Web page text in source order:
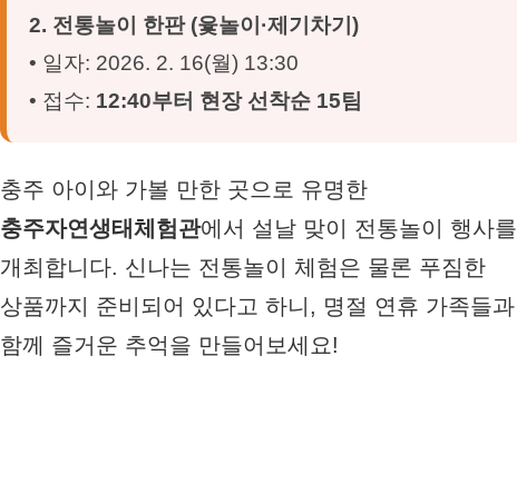
2. 전통놀이 한판 (윷놀이·제기차기)
• 일자: 2026. 2. 16(월) 13:30
• 접수: 12:40부터 현장 선착순 15팀
충주 아이와 가볼 만한 곳으로 유명한
충주자연생태체험관에서 설날 맞이 전통놀이 행사를
개최합니다. 신나는 전통놀이 체험은 물론 푸짐한
상품까지 준비되어 있다고 하니, 명절 연휴 가족들과
함께 즐거운 추억을 만들어보세요!